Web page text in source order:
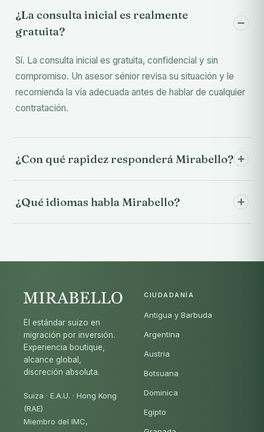
¿La consulta inicial es realmente
gratuita?
Sí. La consulta inicial es gratuita, confidencial y sin
compromiso. Un asesor sénior revisa su situación y le
recomienda la vía adecuada antes de hablar de cualquier
contratación.
¿Con qué rapidez responderá Mirabello?
¿Qué idiomas habla Mirabello?
El estándar suizo en
migración por inversión.
Experiencia boutique,
alcance global,
discreción absoluta.
Suiza · E.A.U. · Hong Kong
(RAE)
Miembro del IMC,
CIUDADANÍA
Antigua y Barbuda
Argentina
Austria
Botsuana
Dominica
Egipto